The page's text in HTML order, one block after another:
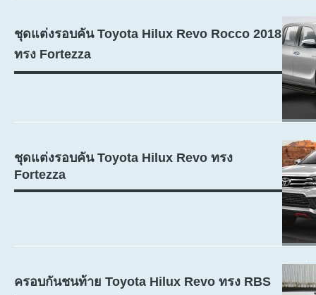
ชุดแต่งรอบคัน Toyota Hilux Revo Rocco 2018
ทรง Fortezza
ชุดแต่งรอบคัน Toyota Hilux Revo ทรง
Fortezza
ครอบกันชนท้าย Toyota Hilux Revo ทรง RBS